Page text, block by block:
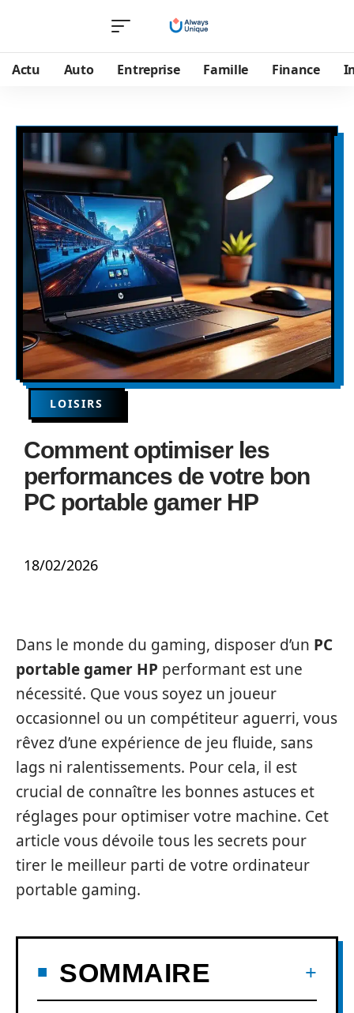
Actu Auto Entreprise Famille Finance
LOISIRS
Comment optimiser les
performances de votre bon
PC portable gamer HP
18/02/2026
Dans le monde du gaming, disposer d’un PC
portable gamer HP performant est une
nécessité. Que vous soyez un joueur
occasionnel ou un compétiteur aguerri, vous
rêvez d’une expérience de jeu fluide, sans
lags ni ralentissements. Pour cela, il est
crucial de connaître les bonnes astuces et
réglages pour optimiser votre machine. Cet
article vous dévoile tous les secrets pour
tirer le meilleur parti de votre ordinateur
portable gaming.
SOMMAIRE